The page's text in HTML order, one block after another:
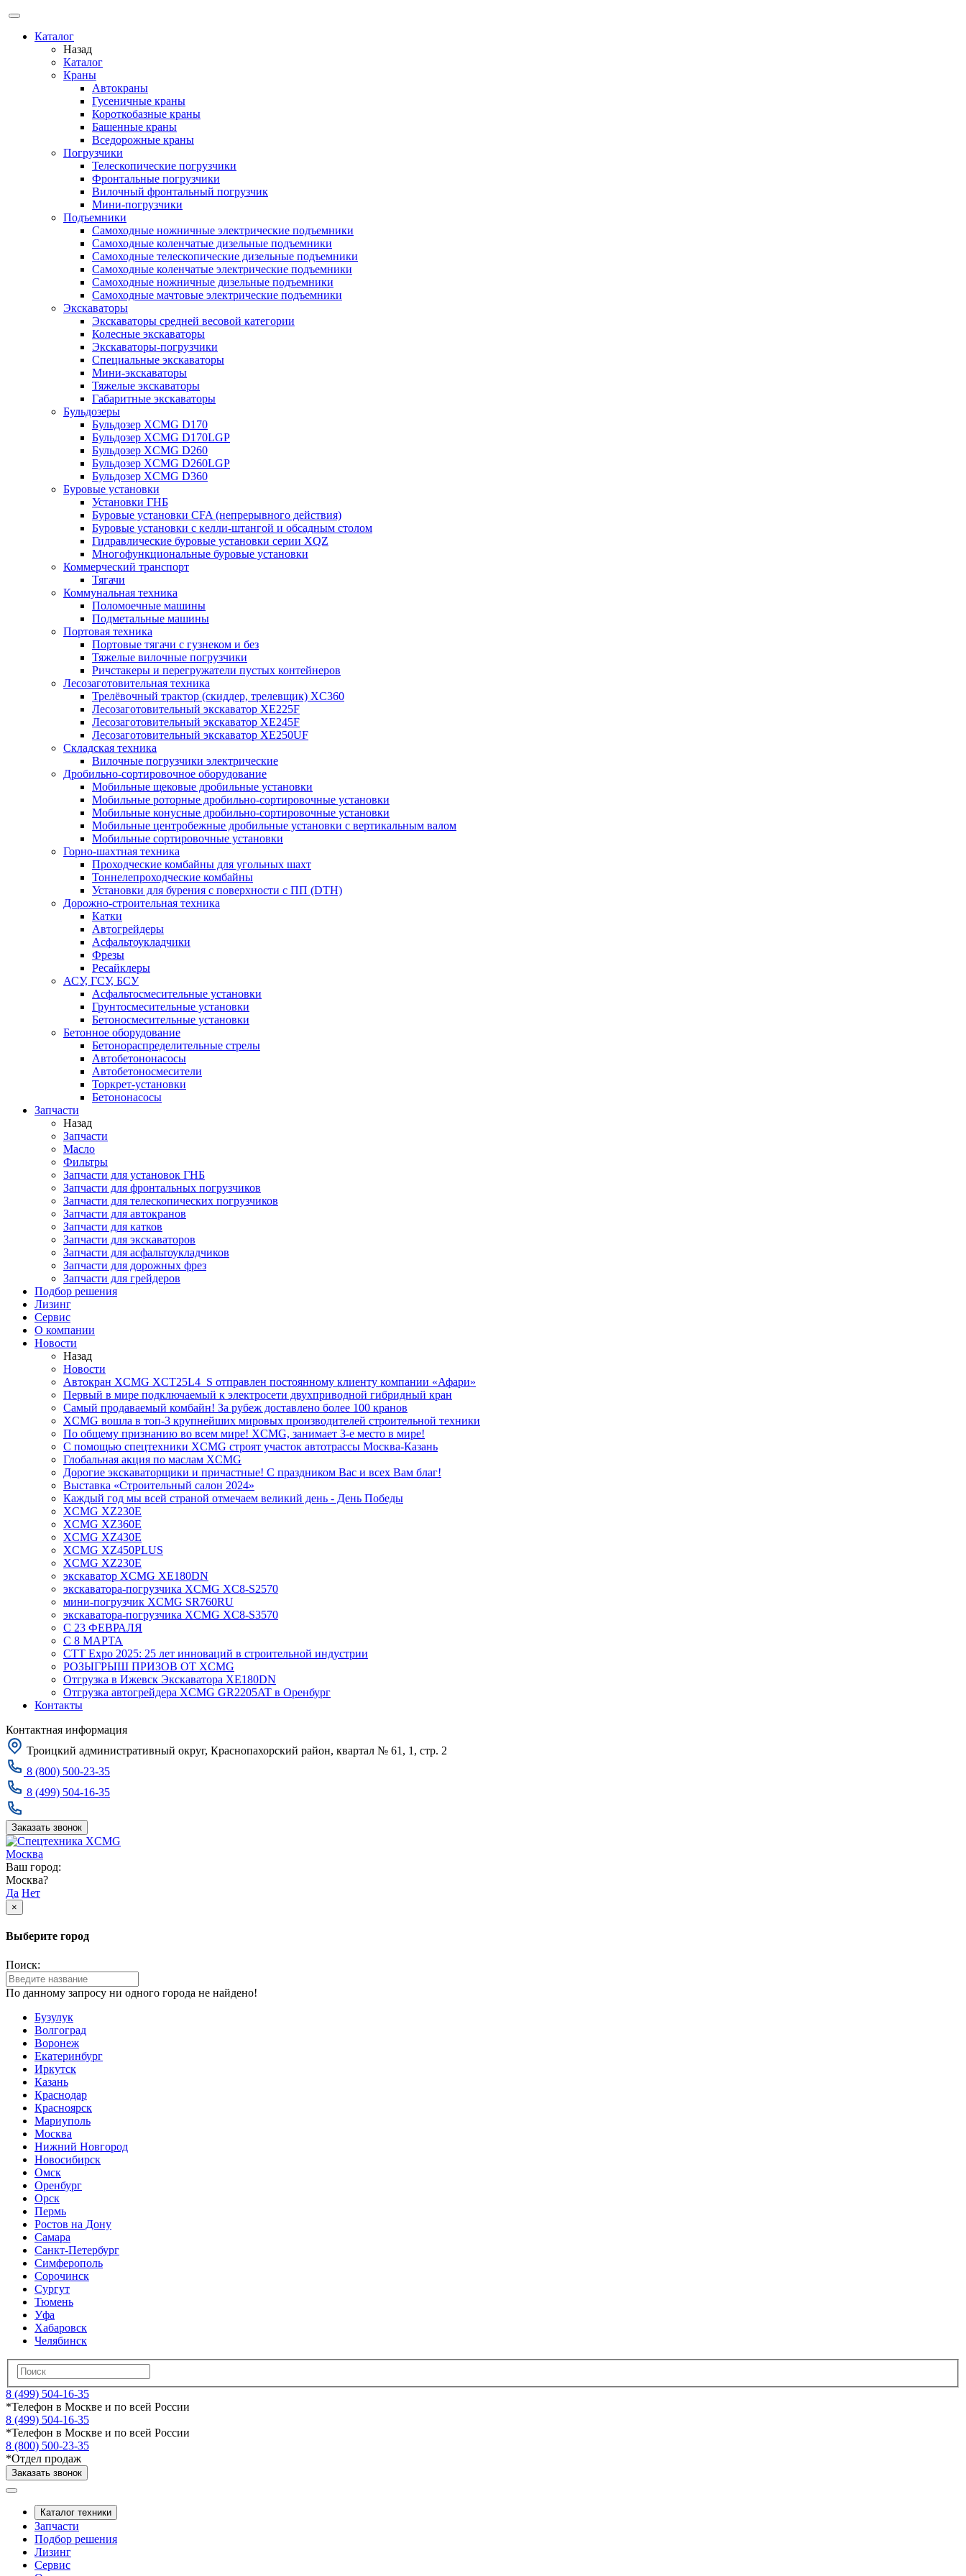
Каталог
Назад
Каталог
Краны
Автокраны
Гусеничные краны
Короткобазные краны
Башенные краны
Вcедорожные краны
Погрузчики
Телескопические погрузчики
Фронтальные погрузчики
Вилочный фронтальный погрузчик
Мини-погрузчики
Подъемники
Самоходные ножничные электрические подъемники
Самоходные коленчатые дизельные подъемники
Самоходные телескопические дизельные подъемники
Самоходные коленчатые электрические подъемники
Самоходные ножничные дизельные подъемники
Самоходные мачтовые электрические подъемники
Экскаваторы
Экскаваторы средней весовой категории
Колесные экскаваторы
Экскаваторы-погрузчики
Специальные экскаваторы
Мини-экскаваторы
Тяжелые экскаваторы
Габаритные экскаваторы
Бульдозеры
Бульдозер XCMG D170
Бульдозер XCMG D170LGP
Бульдозер XCMG D260
Бульдозер XCMG D260LGP
Бульдозер XCMG D360
Буровые установки
Установки ГНБ
Буровые установки CFA (непрерывного действия)
Буровые установки с келли-штангой и обсадным столом
Гидравлические буровые установки серии XQZ
Многофункциональные буровые установки
Коммерческий транспорт
Тягачи
Коммунальная техника
Поломоечные машины
Подметальные машины
Портовая техника
Портовые тягачи с гузнеком и без
Тяжелые вилочные погрузчики
Ричстакеры и перегружатели пустых контейнеров
Лесозаготовительная техника
Трелёвочный трактор (скиддер, трелевщик) XC360
Лесозаготовительный экскаватор XE225F
Лесозаготовительный экскаватор XE245F
Лесозаготовительный экскаватор XE250UF
Складская техника
Вилочные погрузчики электрические
Дробильно-сортировочное оборудование
Мобильные щековые дробильные установки
Мобильные роторные дробильно-сортировочные установки
Мобильные конусные дробильно-сортировочные установки
Мобильные центробежные дробильные установки с вертикальным валом
Мобильные сортировочные установки
Горно-шахтная техника
Проходческие комбайны для угольных шахт
Тоннелепроходческие комбайны
Установки для бурения с поверхности с ПП (DTH)
Дорожно-строительная техника
Катки
Автогрейдеры
Асфальтоукладчики
Фрезы
Ресайклеры
АСУ, ГСУ, БСУ
Асфальтосмесительные установки
Грунтосмесительные установки
Бетоносмесительные установки
Бетонное оборудование
Бетонораспределительные стрелы
Автобетононасосы
Автобетоносмесители
Торкрет-установки
Бетононасосы
Запчасти
Назад
Запчасти
Масло
Фильтры
Запчасти для установок ГНБ
Запчасти для фронтальных погрузчиков
Запчасти для телескопических погрузчиков
Запчасти для автокранов
Запчасти для катков
Запчасти для экскаваторов
Запчасти для асфальтоукладчиков
Запчасти для дорожных фрез
Запчасти для грейдеров
Подбор решения
Лизинг
Сервис
О компании
Новости
Назад
Новости
Автокран XCMG XCT25L4_S отправлен постоянному клиенту компании «Афари»
Первый в мире подключаемый к электросети двухприводной гибридный кран
Самый продаваемый комбайн! За рубеж доставлено более 100 кранов
XCMG вошла в топ-3 крупнейших мировых производителей строительной техники
По общему признанию во всем мире! XCMG, занимает 3-е место в мире!
С помощью спецтехники XCMG строят участок автотрассы Москва-Казань
Глобальная акция по маслам XCMG
Дорогие экскаваторщики и причастные! С праздником Вас и всех Вам благ!
Выставка «Строительный салон 2024»
Каждый год мы всей страной отмечаем великий день - День Победы
XCMG XZ230E
XCMG XZ360E
XCMG XZ430E
XCMG XZ450PLUS
XCMG XZ230E
экскаватор XCMG XE180DN
экскаватора-погрузчика XCMG XC8-S2570
мини-погрузчик XCMG SR760RU
экскаватора-погрузчика XCMG XC8-S3570
С 23 ФЕВРАЛЯ
С 8 МАРТА
CTT Expo 2025: 25 лет инноваций в строительной индустрии
РОЗЫГРЫШ ПРИЗОВ ОТ XCMG
Отгрузка в Ижевск Экскаватора XE180DN
Отгрузка автогрейдера XCMG GR2205AT в Оренбург
Контакты
Контактная информация
Троицкий административный округ, Краснопахорский район, квартал № 61, 1, стр. 2
8 (800) 500-23-35
8 (499) 504-16-35
Заказать звонок
Москва
Ваш город:
Москва?
Да Нет
×
Выберите город
Поиск:
По данному запросу ни одного города не найдено!
Бузулук
Волгоград
Воронеж
Екатеринбург
Иркутск
Казань
Краснодар
Красноярск
Мариуполь
Москва
Нижний Новгород
Новосибирск
Омск
Оренбург
Орск
Пермь
Ростов на Дону
Самара
Санкт-Петербург
Симферополь
Сорочинск
Сургут
Тюмень
Уфа
Хабаровск
Челябинск
8 (499) 504-16-35
*Телефон в Москве и по всей России
8 (499) 504-16-35
*Телефон в Москве и по всей России
8 (800) 500-23-35
*Отдел продаж
Заказать звонок
Каталог техники
Запчасти
Подбор решения
Лизинг
Сервис